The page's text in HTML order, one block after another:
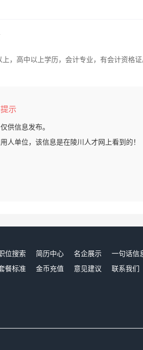
上，高中以上学历，会计专业，有会计资格证
示
供信息发布。
人单位，该信息是在陵川人才网上看到的！
位搜索 简历中心 名企展示 一句话信
餐标准
金币充值 意见建议 联系我们